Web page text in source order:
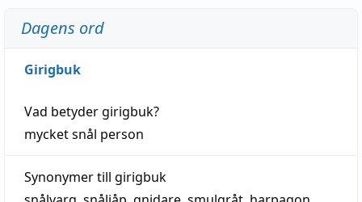
Dagens ord
Girigbuk
Vad betydergirigbuk?
mycketsnål person
Synonymer till girigbuk